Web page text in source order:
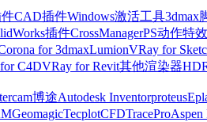
件CAD插件Windows激活工具3dmax
插件CrossManagerPS动作特效
for 3dmaxLumionVRay for
C4DVRay for Revit其他渲染器
博途Autodesk Inventorproteus
GeomagicTecplotCFDTraceProAspen